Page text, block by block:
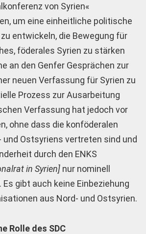
von Syrien«
um eine einheitliche politische
entwickeln, die Bewegung für
föderales Syrien zu stärken
an den Genfer Gesprächen zur
neuen Verfassung für Syrien zu
Prozess zur Ausarbeitung
Verfassung hat jedoch vor
ohne dass die konföderalen
und Ostsyriens vertreten sind und
durch den ENKS
in Syrien]nur nominell
Es gibt auch keine Einbeziehung
aus Nord- und Ostsyrien.
Rolle des SDC